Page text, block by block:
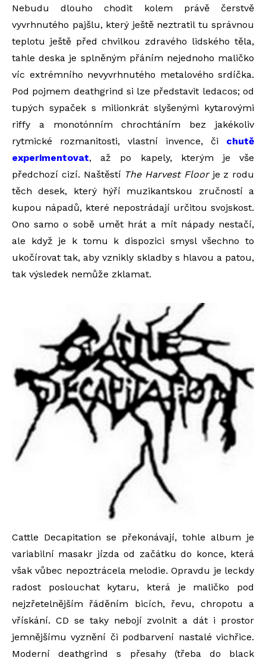
Nebudu dlouho chodit kolem právě čerstvě
vyvrhnutého pajšlu, který ještě neztratil tu správnou
teplotu ještě před chvilkou zdravého lidského těla,
tahle deska je splněným přáním nejednoho maličko
víc extrémního nevyvrhnutého metalového srdíčka.
Pod pojmem deathgrind si lze představit ledacos; od
tupých sypaček s milionkrát slyšenými kytarovými
riffy a monotónním chrochtáním bez jakékoliv
rytmické rozmanitosti, vlastní invence, či chutě
experimentovat, až po kapely, kterým je vše
předchozí cizí. Naštěstí The Harvest Floorje z rodu
těch desek, který hýří muzikantskou zručností a
kupou nápadů, které nepostrádají určitou svojskost.
Ono samo o sobě umět hrát a mít nápady nestačí,
ale když je k tomu k dispozici smysl všechno to
ukočírovat tak, aby vznikly skladby s hlavou a patou,
tak výsledek nemůže zklamat.
Cattle Decapitation se překonávají, tohle album je
variabilní masakr jízda od začátku do konce, která
však vůbec nepoztrácela melodie. Opravdu je leckdy
radost poslouchat kytaru, která je maličko pod
nejzřetelnějším řáděním bicích, řevu, chropotu a
vřískání. CD se taky nebojí zvolnit a dát i prostor
jemnějšímu vyznění či podbarvení nastalé vichřice.
Moderní deathgrind s přesahy (třeba do black